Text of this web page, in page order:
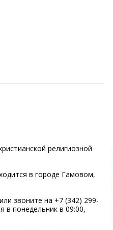
религиозной
в городе Гамовом,
звоните на +7 (342) 299-
в понедельник в 09:00,